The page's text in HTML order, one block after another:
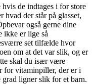
de indtages i for store
der står på glasset,
også gerne dine
er lige så
set tilfælde hvor
om at det var slik, og er
skal du især være
for vitaminpiller, der er i
ligner slik for et barn.